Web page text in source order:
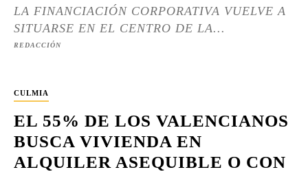
LA FINANCIACIÓN CORPORATIVA VUELVE A
SITUARSE EN EL CENTRO DE LA...
REDACCIÓN
CULMIA
EL 55% DE LOS VALENCIANOS
BUSCA VIVIENDA EN
ALQUILER ASEQUIBLE O CON